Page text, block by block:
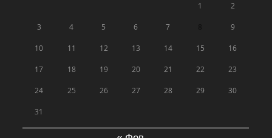
1 2
3 4 5 6 7 9
10 11 12 13 14 15 16
17 18 19 20 21 22 23
24 25 26 27 28 29 30
31